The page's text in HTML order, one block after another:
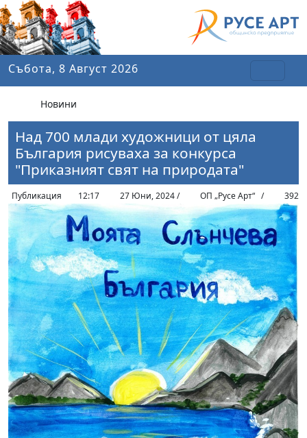
Събота, 8 Август 2026
Новини
Над 700 млади художници от цяла
България рисуваха за конкурса
"Приказният свят на природата"
Публикация 12:17 27 Юни, 2024 / ОП „Русе Арт“ / 392